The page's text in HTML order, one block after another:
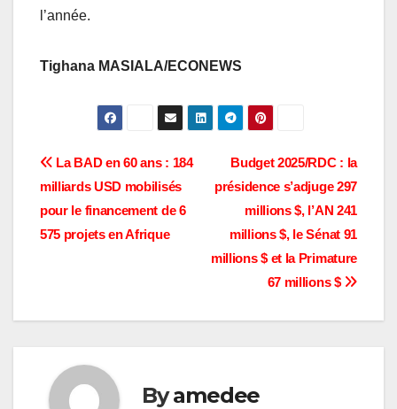
l’année.
Tighana MASIALA/ECONEWS
Navigation
de
l’article
Budget 2025/RDC : la
présidence s’adjuge 297
millions $, l’AN 241
millions $, le Sénat 91
millions $ et la Primature
67 millions $
La BAD en 60 ans : 184
milliards USD mobilisés
pour le financement de 6
575 projets en Afrique
Byamedee